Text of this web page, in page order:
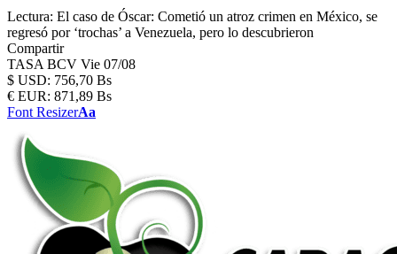
Lectura: El caso de Óscar: Cometió un atroz crimen en México, se
regresó por ‘trochas’ a Venezuela, pero lo descubrieron
Compartir
TASA BCV Vie 07/08
$ USD: 756,70 Bs
€ EUR: 871,89 Bs
Font ResizerAa